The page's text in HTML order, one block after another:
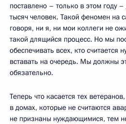
поставлено – только в этом году
тысяч человек. Такой феномен на
говоря, ни я, ни мои коллеги не
такой длящийся процесс. Но мы
обеспечивать всех, кто считается
вставать на очередь. Мы должны
обязательно.
Теперь что касается тех
в домах, которые не считаются
не признаны нуждающимися, тем